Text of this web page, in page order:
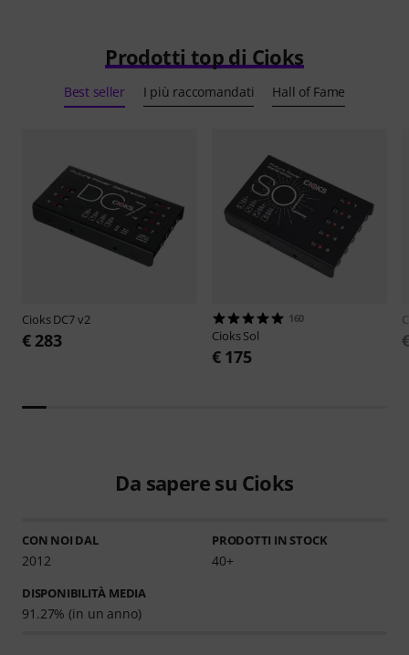
Prodotti top di Cioks
Best seller I più raccomandati Hall of Fame
CioksDC7 v2
€ 283
160
CioksSol
€ 175
Da sapere su Cioks
CON NOI DAL
2012
PRODOTTI IN STOCK
40+
DISPONIBILITÀ MEDIA
91.27% (in un anno)